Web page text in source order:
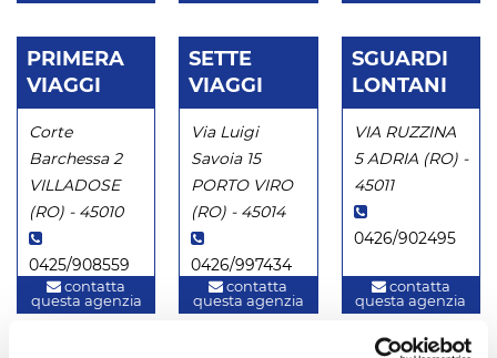
PRIMERA
VIAGGI
Corte
Barchessa 2
VILLADOSE
(RO) - 45010
0425/908559
contatta
questa agenzia
SETTE
VIAGGI
Via Luigi
Savoia 15
PORTO VIRO
(RO) - 45014
0426/997434
contatta
questa agenzia
SGUARDI
LONTANI
VIA RUZZINA
5 ADRIA (RO) -
45011
0426/902495
contatta
questa agenzia